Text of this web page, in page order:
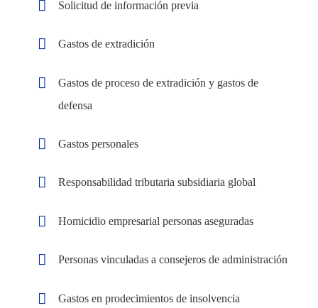
Solicitud de información previa
Gastos de extradición
Gastos de proceso de extradición y gastos de
defensa
Gastos personales
Responsabilidad tributaria subsidiaria global
Homicidio empresarial personas aseguradas
Personas vinculadas a consejeros de administración
Gastos en prodecimientos de insolvencia
Particulares
Noticias
Aviso Legal
28013 Madrid